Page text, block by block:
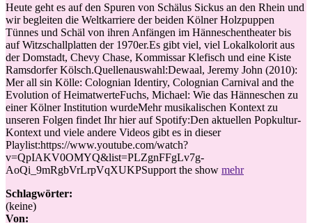
Heute geht es auf den Spuren von Schälus Sickus an den Rhein und
wir begleiten die Weltkarriere der beiden Kölner Holzpuppen
Tünnes und Schäl von ihren Anfängen im Hänneschentheater bis
auf Witzschallplatten der 1970er.Es gibt viel, viel Lokalkolorit aus
der Domstadt, Chevy Chase, Kommissar Klefisch und eine Kiste
Ramsdorfer Kölsch.Quellenauswahl:Dewaal, Jeremy John (2010):
Mer all sin Kölle: Colognian Identiry, Colognian Carnival and the
Evolution of HeimatwerteFuchs, Michael: Wie das Hänneschen zu
einer Kölner Institution wurdeMehr musikalischen Kontext zu
unseren Folgen findet Ihr hier auf Spotify:Den aktuellen Popkultur-
Kontext und viele andere Videos gibt es in dieser
Playlist:https://www.youtube.com/watch?
v=QpIAKV0OMYQ&list=PLZgnFFgLv7g-
AoQi_9mRgbVrLrpVqXUKPSupport the show mehr
Schlagwörter:
(keine)
Von: